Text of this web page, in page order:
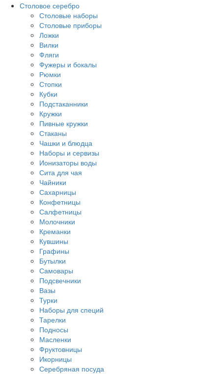
Столовое серебро
Столовые наборы
Столовые приборы
Ложки
Вилки
Фляги
Фужеры и бокалы
Рюмки
Стопки
Кубки
Подстаканники
Кружки
Пивные кружки
Стаканы
Чашки и блюдца
Наборы и сервизы
Ионизаторы воды
Сита для чая
Чайники
Сахарницы
Конфетницы
Салфетницы
Молочники
Креманки
Кувшины
Графины
Бутылки
Самовары
Подсвечники
Вазы
Турки
Наборы для специй
Тарелки
Подносы
Масленки
Фруктовницы
Икорницы
Серебряная посуда